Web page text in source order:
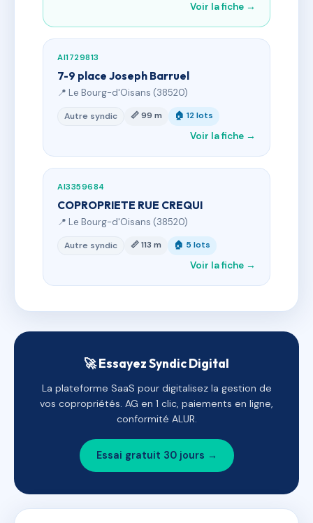
Voir la fiche →
AI1729813
7-9 place Joseph Barruel
📍 Le Bourg-d'Oisans (38520)
Autre syndic 📏 99 m 🏠 12 lots
Voir la fiche →
AI3359684
COPROPRIETE RUE CREQUI
📍 Le Bourg-d'Oisans (38520)
Autre syndic 📏 113 m 🏠 5 lots
Voir la fiche →
🚀 Essayez Syndic Digital
La plateforme SaaS pour digitalisez la gestion de
vos copropriétés. AG en 1 clic, paiements en ligne,
conformité ALUR.
Essai gratuit 30 jours →